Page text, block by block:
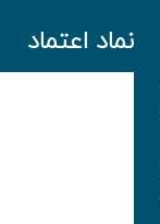
نماد اعتماد